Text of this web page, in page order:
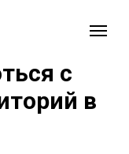
с
в